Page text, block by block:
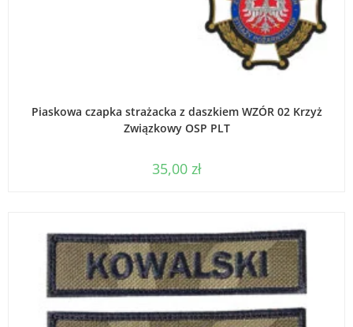
Piaskowa czapka strażacka z daszkiem WZÓR 02 Krzyż
Związkowy OSP PLT
35,00 zł